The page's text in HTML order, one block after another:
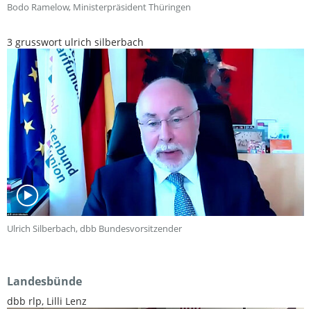
Bodo Ramelow, Ministerpräsident Thüringen
3 grusswort ulrich silberbach
Ulrich Silberbach, dbb Bundesvorsitzender
Landesbünde
dbb rlp, Lilli Lenz